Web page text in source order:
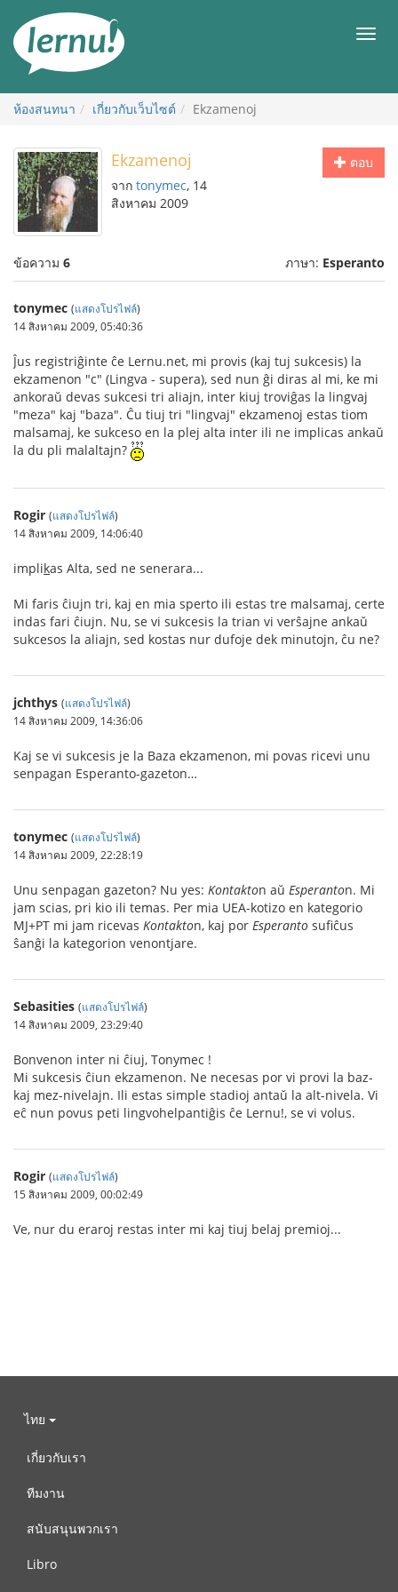
สารบัญ
เมนู
ห้องสนทนา เกี่ยวกับเว็บไซต์ Ekzamenoj
ตอบ
Ekzamenoj
จาก tonymec, 14
สิงหาคม 2009
ข้อความ 6 ภาษา: Esperanto
tonymec (แสดงโปรไฟล์)
14 สิงหาคม 2009, 05:40:36
Ĵus registriĝinte ĉe Lernu.net, mi provis (kaj tuj sukcesis) la
ekzamenon "c" (Lingva - supera), sed nun ĝi diras al mi, ke mi
ankoraŭ devas sukcesi tri aliajn, inter kiuj troviĝas la lingvaj
"meza" kaj "baza". Ĉu tiuj tri "lingvaj" ekzamenoj estas tiom
malsamaj, ke sukceso en la plej alta inter ili ne implicas ankaŭ
la du pli malaltajn?
Rogir (แสดงโปรไฟล์)
14 สิงหาคม 2009, 14:06:40
implikas Alta, sed ne senerara...
Mi faris ĉiujn tri, kaj en mia sperto ili estas tre malsamaj, certe
indas fari ĉiujn. Nu, se vi sukcesis la trian vi verŝajne ankaŭ
sukcesos la aliajn, sed kostas nur dufoje dek minutojn, ĉu ne?
jchthys (แสดงโปรไฟล์)
14 สิงหาคม 2009, 14:36:06
Kaj se vi sukcesis je la Baza ekzamenon, mi povas ricevi unu
senpagan Esperanto-gazeton…
tonymec (แสดงโปรไฟล์)
14 สิงหาคม 2009, 22:28:19
Unu senpagan gazeton? Nu yes: Kontakton aŭ Esperanton. Mi
jam scias, pri kio ili temas. Per mia UEA-kotizo en kategorio
MJ+PT mi jam ricevas Kontakton, kaj por Esperanto sufiĉus
ŝanĝi la kategorion venontjare.
Sebasities (แสดงโปรไฟล์)
14 สิงหาคม 2009, 23:29:40
Bonvenon inter ni ĉiuj, Tonymec !
Mi sukcesis ĉiun ekzamenon. Ne necesas por vi provi la baz-
kaj mez-nivelajn. Ili estas simple stadioj antaŭ la alt-nivela. Vi
eĉ nun povus peti lingvohelpantiĝis ĉe Lernu!, se vi volus.
Rogir (แสดงโปรไฟล์)
15 สิงหาคม 2009, 00:02:49
Ve, nur du eraroj restas inter mi kaj tiuj belaj premioj...
ไทย
เกี่ยวกับเรา
ทีมงาน
สนับสนุนพวกเรา
Libro